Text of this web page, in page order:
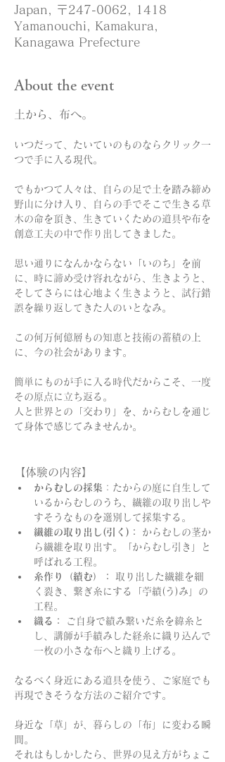
Japan, 〒247-0062, 1418
Yamanouchi, Kamakura,
Kanagawa Prefecture
About the event
土から、布へ。
いつだって、たいていのものならクリック一
つで手に入る現代。
でもかつて人々は、自らの足で土を踏み締め
野山に分け入り、自らの手でそこで生きる草
木の命を頂き、生きていくための道具や布を
創意工夫の中で作り出してきました。
思い通りになんかならない「いのち」を前
に、時に諦め受け容れながら、生きようと、
そしてさらには心地よく生きようと、試行錯
誤を繰り返してきた人のいとなみ。
この何万何億層もの知恵と技術の蓄積の上
に、今の社会があります。
簡単にものが手に入る時代だからこそ、一度
その原点に立ち返る。
人と世界との「交わり」を、からむしを通じ
て身体で感じてみませんか。
【体験の内容】
からむしの採集 ：たからの庭に自生して
いるからむしのうち、繊維の取り出しや
すそうなものを選別して採集する。
繊維の取り出し(引く)：
からむしの茎か
ら繊維を取り出す。「からむし引き」と
呼ばれる工程。
糸作り（績む）：
取り出した繊維を細
く裂き、繋ぎ糸にする「苧績(う)み」の
工程。
織る：
ご自身で績み繋いだ糸を緯糸と
し、講師が手績みした経糸に織り込んで
一枚の小さな布へと織り上げる。
なるべく身近にある道具を使う、ご家庭でも
再現できそうな方法のご紹介です。
身近な「草」が、暮らしの「布」に変わる瞬
間。
それはもしかしたら、世界の見え方がちょこ